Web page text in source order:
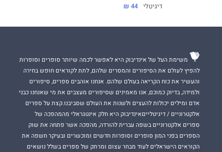
דיגיטלי 44 ₪
משימת העל של אינדיבוק היא לאפשר לכמה שיותר סופרים וסופרות
להפיץ לעולם את הסיפורים והמסרים שלהם, לתת לקוראים חופש בחירה
והעשיר את כוח הקריאה בעולם שלהם. אנחנו אוהבים ספרים, סיפורים
ולמידה, בדיוק כמוכם, אנו מאמינים שסיפורים מעצבים את מי שאנחנו כבני
אדם ומילים יכולות להעצים ולשנות את העולם שסביבנו.קצת על ספרים
אלקטרוניים / דיגיטלייםאינדיבוק היא חלק אינטגראלי מהמהפכה של
ספרים אלקטרוניים בשפה עברית להורדה, מהפכה אשר פתחה את שוק
הספרים בפני המון סופרים וסופרות חדשים ומוכשרים ובעיקר חשפה את
הקוראים הישראלים לעוד מבחר עצום ומרתק של ספרים בשלל נושאים